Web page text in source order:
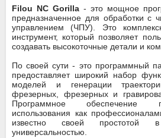
Filou NC Gorilla - это мощное
предназначенное для обработки с
управлением (ЧПУ). Это
инструмент, который позволяет
создавать высокоточные детали и
По своей сути - это программный
предоставляет широкий набор
моделей и генерации
фрезерных, фрезерных и
Программное обеспечение
использования как
известно своей простотой
универсальностью.